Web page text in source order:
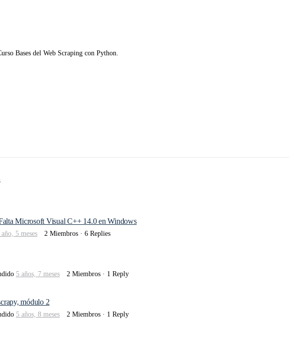
Bases del Web Scraping con Python.
Microsoft Visual C++ 14.0 en Windows
año, 5 meses 2 Miembros · 6 Replies
5 años, 7 meses 2 Miembros · 1 Reply
módulo 2
5 años, 8 meses 2 Miembros · 1 Reply